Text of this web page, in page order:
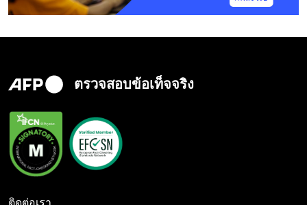
ตรวจสอบข้อเท็จจริง